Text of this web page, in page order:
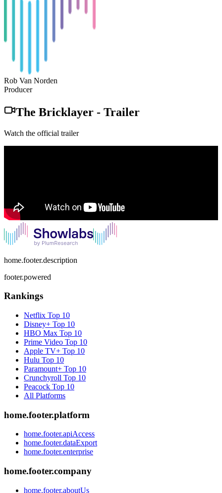
Rob Van Norden
Producer
The Bricklayer - Trailer
Watch the official trailer
home.footer.description
footer.powered
Rankings
Netflix Top 10
Disney+ Top 10
HBO Max Top 10
Prime Video Top 10
Apple TV+ Top 10
Hulu Top 10
Paramount+ Top 10
Crunchyroll Top 10
Peacock Top 10
All Platforms
home.footer.platform
home.footer.apiAccess
home.footer.dataExport
home.footer.enterprise
home.footer.company
home.footer.aboutUs